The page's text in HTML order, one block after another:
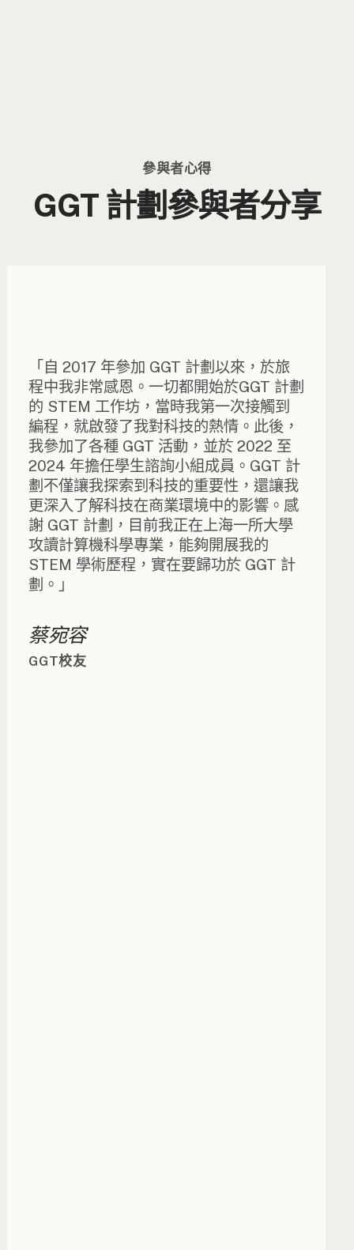
參與者心得
GGT 計劃參與者分享
「自 2017 年參加 GGT 計劃以來，於旅
程中我非常感恩。一切都開始於GGT 計劃
的 STEM 工作坊，當時我第一次接觸到
編程，就啟發了我對科技的熱情。此後，
我參加了各種 GGT 活動，並於 2022 至
2024 年擔任學生諮詢小組成員。GGT 計
劃不僅讓我探索到科技的重要性，還讓我
更深入了解科技在商業環境中的影響。感
謝 GGT 計劃，目前我正在上海一所大學
攻讀計算機科學專業，能夠開展我的
STEM 學術歷程，實在要歸功於 GGT 計
劃。」
蔡宛容
GGT校友